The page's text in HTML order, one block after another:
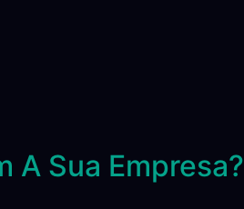
A Sua Empresa?